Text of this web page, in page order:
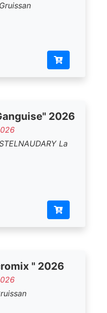
2026
La
" 2026